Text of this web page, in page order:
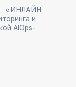
«ИНЛАЙН
и
AIOps-